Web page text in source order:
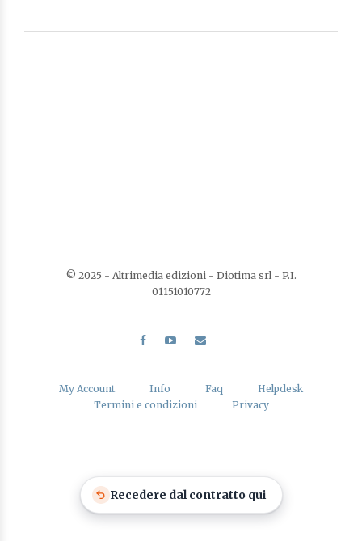
© 2025 - Altrimedia edizioni - Diotima srl - P.I.
01151010772
My Account Info Faq
Helpdesk
Termini e condizioni
Privacy
Recedere dal contratto qui